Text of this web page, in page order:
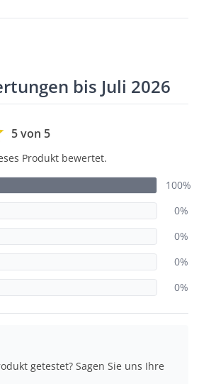
bis Juli 2026
5 von 5
Produkt bewertet.
100%
0%
0%
0%
0%
getestet? Sagen Sie uns Ihre